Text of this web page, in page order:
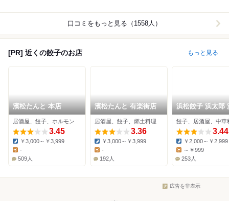
口コミをもっと見る（1558人）
[PR] 近くの餃子のお店 もっと見る
濱松たんと 本店
居酒屋、餃子、ホルモン
3.45
Dinner:
￥3,000～￥3,999
-
509人
濱松たんと 有楽街店
居酒屋、餃子、郷土料理
3.36
Dinner:
￥3,000～￥3,999
-
192人
浜松餃子 浜太郎
駅前店
餃子、居酒屋、中華
3.44
Dinner:
￥2,000～￥2,999
～￥999
253人
広告を非表示